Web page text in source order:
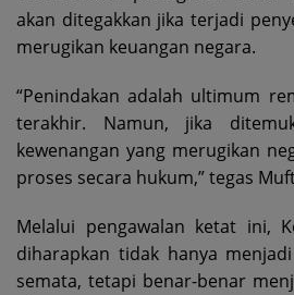
akan ditegakkan jika terjadi
merugikan keuangan negara.
“Penindakan adalah ultimum
terakhir. Namun, jika
kewenangan yang merugikan
proses secara hukum,” tegas
Melalui pengawalan ketat ini,
diharapkan tidak hanya
semata, tetapi benar-benar